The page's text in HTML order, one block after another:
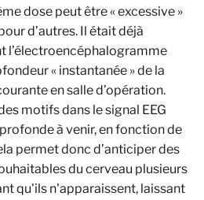
dose peut être « excessive »
d’autres. Il était déjà
l’électroencéphalogramme
« instantanée » de la
en salle d’opération.
motifs dans le signal EEG
à venir, en fonction de
permet donc d’anticiper des
du cerveau plusieurs
qu'ils n'apparaissent, laissant